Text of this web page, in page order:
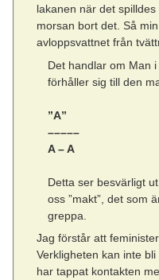
lakanen när det
morsan bort det. Så
avloppsvattnet från
Det handlar om Man
förhåller sig till den
”A”
–––––
A – A
Detta ser besvärligt
oss ”makt”, det som
greppa.
Jag förstår att
Verkligheten kan inte
har tappat kontakten